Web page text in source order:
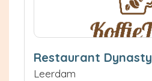
Restaurant Dynasty
Leerdam